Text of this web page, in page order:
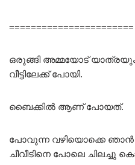
=======================
ഒരുങ്ങി അമ്മയോട്
വീട്ടിലേക്ക് പോയി.
ബൈക്കിൽ ആണ് പോയത്.
പോവുന്ന വഴിയൊക്കെ
ചീവീടിനെ പോലെ ചിലച്ചു